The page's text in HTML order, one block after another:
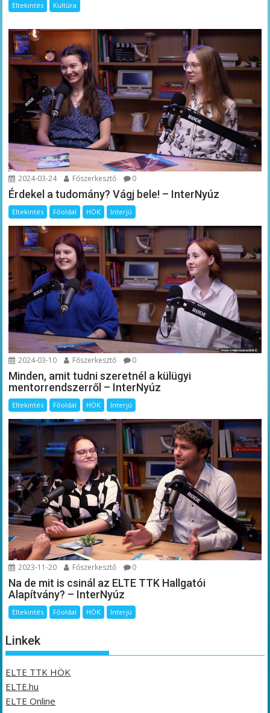
Eltekintés Kultúra
2024-03-24 Főszerkesztő 0
Érdekel a tudomány? Vágj bele! – InterNyúz
Eltekintés Főoldal HÖK Interjú
2024-03-10 Főszerkesztő 0
Minden, amit tudni szeretnél a külügyi
mentorrendszerről – InterNyúz
Eltekintés Főoldal HÖK Interjú
2023-11-20 Főszerkesztő 0
Na de mit is csinál az ELTE TTK Hallgatói
Alapítvány? – InterNyúz
Eltekintés Főoldal HÖK Interjú
Linkek
ELTE TTK HÖK
ELTE.hu
ELTE Online